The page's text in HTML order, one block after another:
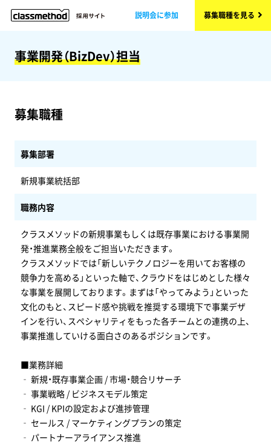
説明会に参加 募集職種を見る
事業開発（BizDev）担当
募集職種
募集部署
新規事業統括部
職務内容
クラスメソッドの新規事業もしくは既存事業における事業開
発・推進業務全般をご担当いただきます。
クラスメソッドでは「新しいテクノロジーを用いてお客様の
競争力を高める」といった軸で、クラウドをはじめとした様々
な事業を展開しております。まずは「やってみよう」といった
文化のもと、スピード感や挑戦を推奨する環境下で事業デザ
インを行い、スペシャリティをもった各チームとの連携の上、
事業推進していける面白さのあるポジションです。
■業務詳細
‐ 新規・既存事業企画 / 市場・競合リサーチ
‐ 事業戦略 / ビジネスモデル策定
‐ KGI / KPIの設定および進捗管理
‐ セールス / マーケティングプランの策定
‐ パートナーアライアンス推進